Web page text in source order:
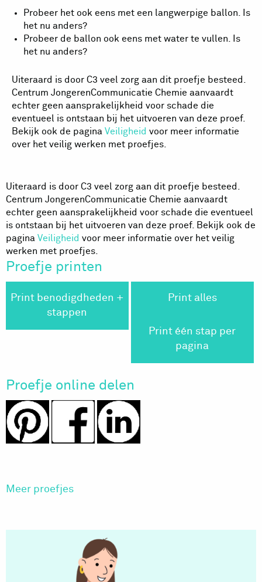
Probeer het ook eens met een langwerpige ballon. Is
het nu anders?
Probeer de ballon ook eens met water te vullen. Is
het nu anders?
Uiteraard is door C3 veel zorg aan dit proefje besteed.
Centrum JongerenCommunicatie Chemie aanvaardt
echter geen aansprakelijkheid voor schade die
eventueel is ontstaan bij het uitvoeren van deze proef.
Bekijk ook de pagina Veiligheid voor meer informatie
over het veilig werken met proefjes.
Uiteraard is door C3 veel zorg aan dit proefje besteed.
Centrum JongerenCommunicatie Chemie aanvaardt
echter geen aansprakelijkheid voor schade die eventueel
is ontstaan bij het uitvoeren van deze proef. Bekijk ook de
pagina Veiligheid voor meer informatie over het veilig
werken met proefjes.
Proefje printen
Print benodigdheden +
stappen
Print alles
Print één stap per
pagina
Proefje online delen
Meer proefjes